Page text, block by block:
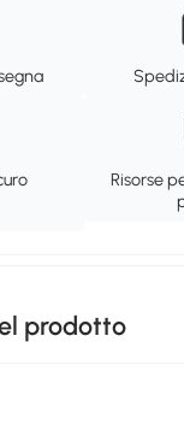
Risorse
prodotto